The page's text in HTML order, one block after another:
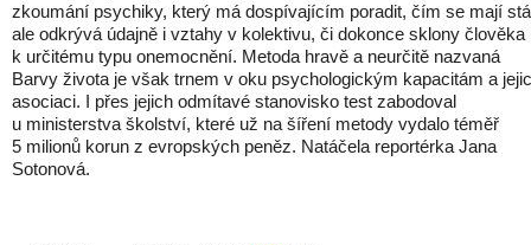
zkoumání psychiky, který má dospívajícím poradit, čím se mají
ale odkrývá údajně i vztahy v kolektivu, či dokonce sklony člověka
k určitému typu onemocnění. Metoda hravě a neurčitě nazvaná
Barvy života je však trnem v oku psychologickým kapacitám a
asociaci. I přes jejich odmítavé stanovisko test zabodoval
u ministerstva školství, které už na šíření metody vydalo téměř
5 milionů korun z evropských peněz. Natáčela reportérka Jana
Sotonová.